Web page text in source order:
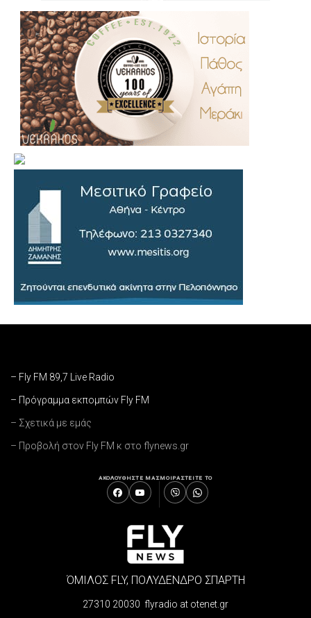
– Fly FM 89,7 Live Radio
– Πρόγραμμα εκπομπών Fly FM
– Σχετικά με εμάς
– Προβολή στον Fly FM κ στο flynews.gr
ΑΚΟΛΟΥΘΗΣΤΕ ΜΑΣΜΟΙΡΑΣΤΕΙΤΕ ΤΟ
ΌΜΙΛΟΣ FLY, ΠΟΛΥΔΕΝΔΡΟ ΣΠΑΡΤΗ
27310 20030 flyradio at otenet.gr